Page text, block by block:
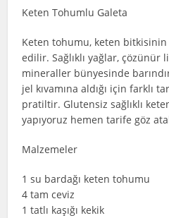
Keten Tohumlu Galeta
Keten tohumu, keten
edilir. Sağlıklı yağlar,
mineraller bünyesinde
jel kıvamına aldığı için farklı
pratiltir. Glutensiz sağlıklı
yapıyoruz hemen tarife göz
Malzemeler
1 su bardağı keten tohumu
4 tam ceviz
1 tatlı kaşığı kekik